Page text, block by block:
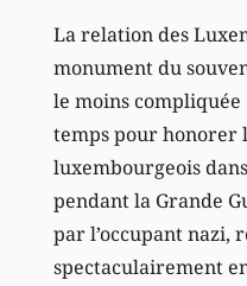
La relation des
monument du
le moins
temps pour honorer
luxembourgeois
pendant la Grande
par l’occupant nazi,
spectaculairement